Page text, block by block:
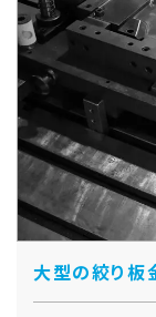
大型の絞り板